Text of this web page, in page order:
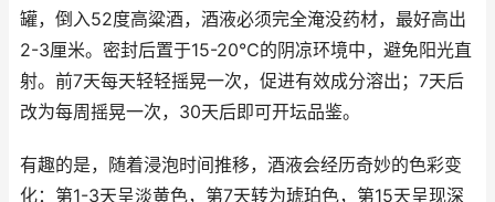
罐，倒入52度高粱酒，酒液必须完全淹没药材，最好高出
2-3厘米。密封后置于15-20℃的阴凉环境中，避免阳光直
射。前7天每天轻轻摇晃一次，促进有效成分溶出；7天后
改为每周摇晃一次，30天后即可开坛品鉴。
有趣的是，随着浸泡时间推移，酒液会经历奇妙的色彩变
化：第1-3天呈淡黄色，第7天转为琥珀色，第15天呈现深